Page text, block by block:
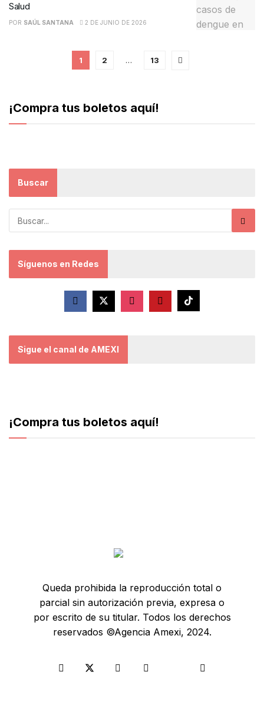
Salud
POR SAÚL SANTANA 2 DE JUNIO DE 2026
1 2 … 13
¡Compra tus boletos aquí!
Buscar
Síguenos en Redes
Sigue el canal de AMEXI
¡Compra tus boletos aquí!
Queda prohibida la reproducción total o
parcial sin autorización previa, expresa o
por escrito de su titular. Todos los derechos
reservados ©Agencia Amexi, 2024.